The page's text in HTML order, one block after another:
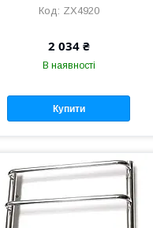
ZX4920
2 034 ₴
В наявності
Купити